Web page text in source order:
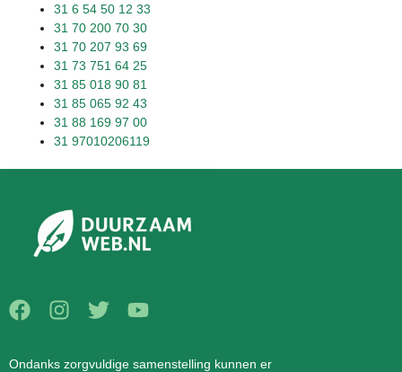
31 6 54 50 12 33
31 70 200 70 30
31 70 207 93 69
31 73 751 64 25
31 85 018 90 81
31 85 065 92 43
31 88 169 97 00
31 97010206119
Ondanks zorgvuldige samenstelling kunnen er